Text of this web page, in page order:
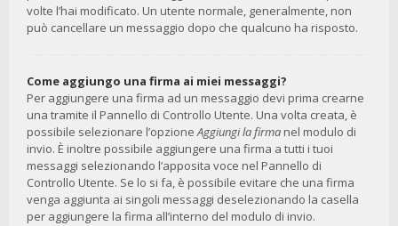
volte l’hai modificato. Un utente normale, generalmente, non
può cancellare un messaggio dopo che qualcuno ha risposto.
Come aggiungo una firma ai miei messaggi?
Per aggiungere una firma ad un messaggio devi prima crearne
una tramite il Pannello di Controllo Utente. Una volta creata, è
possibile selezionare l’opzioneAggiungi la firma nel modulo di
invio. È inoltre possibile aggiungere una firma a tutti i tuoi
messaggi selezionando l’apposita voce nel Pannello di
Controllo Utente. Se lo si fa, è possibile evitare che una firma
venga aggiunta ai singoli messaggi deselezionando la casella
per aggiungere la firma all’interno del modulo di invio.